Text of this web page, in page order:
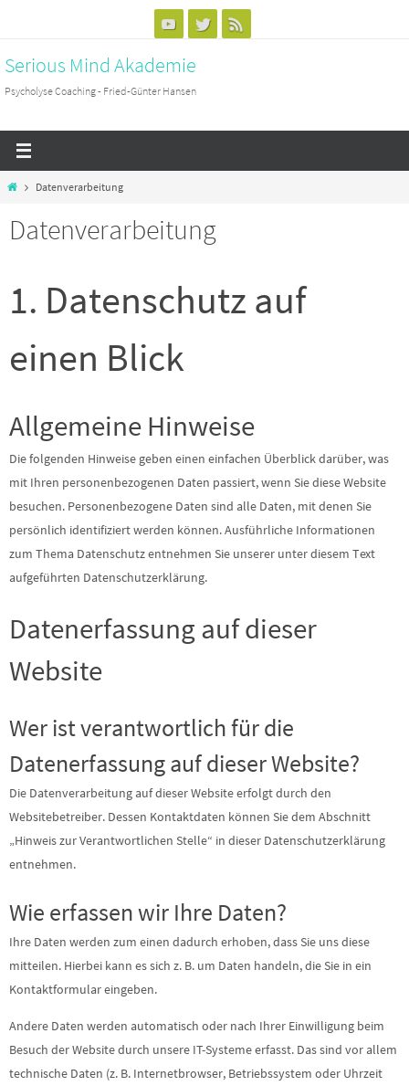
springen
Serious Mind Akademie
Psycholyse Coaching - Fried-Günter Hansen
StartDatenverarbeitung
Datenverarbeitung
1. Datenschutz auf
einen Blick
Allgemeine Hinweise
Die folgenden Hinweise geben einen einfachen Überblick darüber, was
mit Ihren personenbezogenen Daten passiert, wenn Sie diese Website
besuchen. Personenbezogene Daten sind alle Daten, mit denen Sie
persönlich identifiziert werden können. Ausführliche Informationen
zum Thema Datenschutz entnehmen Sie unserer unter diesem Text
aufgeführten Datenschutzerklärung.
Datenerfassung auf dieser
Website
Wer ist verantwortlich für die
Datenerfassung auf dieser Website?
Die Datenverarbeitung auf dieser Website erfolgt durch den
Websitebetreiber. Dessen Kontaktdaten können Sie dem Abschnitt
„Hinweis zur Verantwortlichen Stelle“ in dieser Datenschutzerklärung
entnehmen.
Wie erfassen wir Ihre Daten?
Ihre Daten werden zum einen dadurch erhoben, dass Sie uns diese
mitteilen. Hierbei kann es sich z. B. um Daten handeln, die Sie in ein
Kontaktformular eingeben.
Andere Daten werden automatisch oder nach Ihrer Einwilligung beim
Besuch der Website durch unsere IT-Systeme erfasst. Das sind vor allem
technische Daten (z. B. Internetbrowser, Betriebssystem oder Uhrzeit